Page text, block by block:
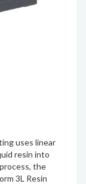
uses linear
resin into
the
3L Resin